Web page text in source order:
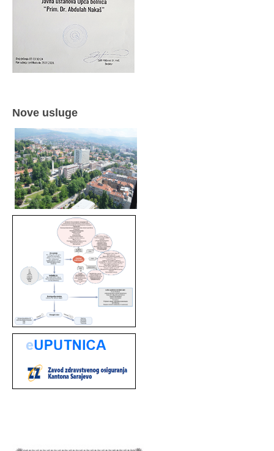
Nove usluge